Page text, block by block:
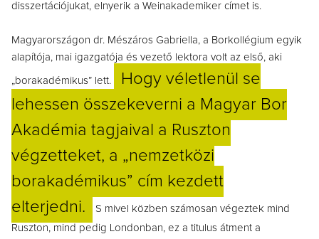
disszertációjukat, elnyerik a Weinakademiker címet is.
Magyarországon dr. Mészáros Gabriella, a Borkollégium egyik
alapítója, mai igazgatója és vezető lektora volt az első, aki
„borakadémikus” lett.
Hogy véletlenül se
lehessen összekeverni a Magyar Bor
Akadémia tagjaival a Ruszton
végzetteket, a „nemzetközi
borakadémikus” cím kezdett
elterjedni.
S mivel közben számosan végeztek mind
Ruszton, mind pedig Londonban, ez a titulus átment a